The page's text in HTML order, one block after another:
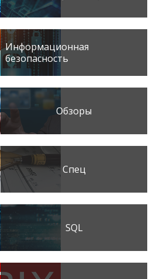
Информационная
безопасность
Обзоры
Спец
SQL